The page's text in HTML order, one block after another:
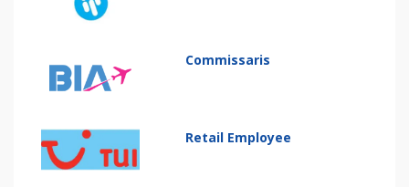
Commissaris
Retail Employee